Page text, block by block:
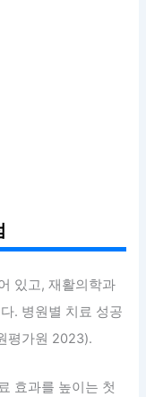
있고, 재활의학과
. 병원별 치료 성공
평가원 2023).
효과를 높이는 첫